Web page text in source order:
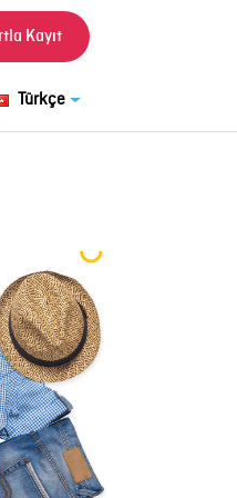
Kayıt
Türkçe